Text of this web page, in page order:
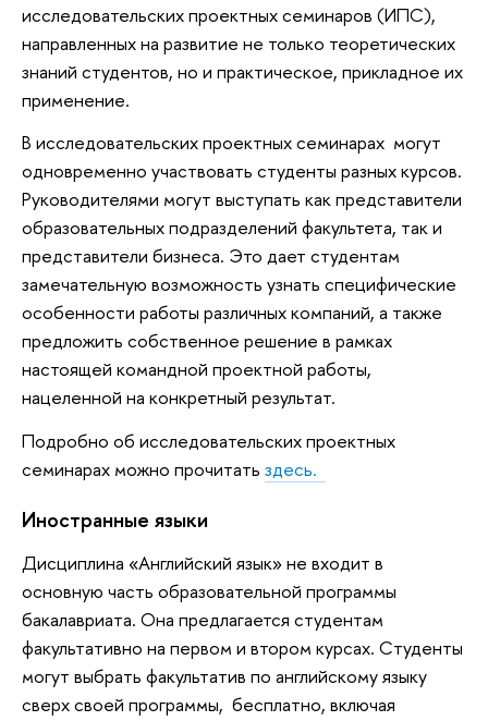
исследовательских проектных семинаров (ИПС),
направленных на развитие не только теоретических
знаний студентов, но и практическое, прикладное их
применение.
В исследовательских проектных семинарах могут
одновременно участвовать студенты разных курсов.
Руководителями могут выступать как представители
образовательных подразделений факультета, так и
представители бизнеса. Это дает студентам
замечательную возможность узнать специфические
особенности работы различных компаний, а также
предложить собственное решение в рамках
настоящей командной проектной работы,
нацеленной на конкретный результат.
Подробно об исследовательских проектных
семинарах можно прочитать здесь.
Иностранные языки
Дисциплина «Английский язык» не входит в
основную часть образовательной программы
бакалавриата. Она предлагается студентам
факультативно на первом и втором курсах. Cтуденты
могут выбрать факультатив по английскому языку
сверх своей программы, бесплатно, включая